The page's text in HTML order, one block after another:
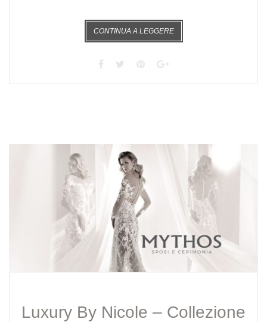
CONTINUA A LEGGERE
Luxury By Nicole – Collezione